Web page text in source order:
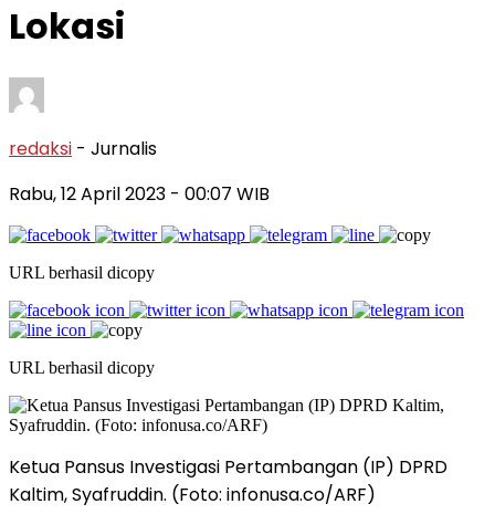
Lokasi
redaksi - Jurnalis
Rabu, 12 April 2023 - 00:07 WIB
URL berhasil dicopy
URL berhasil dicopy
Ketua Pansus Investigasi Pertambangan (IP) DPRD
Kaltim, Syafruddin. (Foto: infonusa.co/ARF)